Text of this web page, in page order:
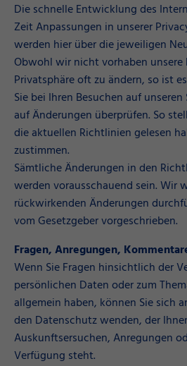
Die schnelle Entwicklung des
Zeit Anpassungen in unserer
werden hier über die jeweiligen
Obwohl wir nicht vorhaben
Privatsphäre oft zu ändern, so ist
Sie bei Ihren Besuchen auf
auf Änderungen überprüfen. So
die aktuellen Richtlinien gelesen
zustimmen.
Sämtliche Änderungen in den
werden vorausschauend sein. Wir
rückwirkenden Änderungen
vom Gesetzgeber vorgeschrieben.
Fragen, Anregungen,
Wenn Sie Fragen hinsichtlich der
persönlichen Daten oder zum
allgemein haben, können Sie sich
den Datenschutz wenden, der
Auskunftsersuchen, Anregungen
Verfügung steht.